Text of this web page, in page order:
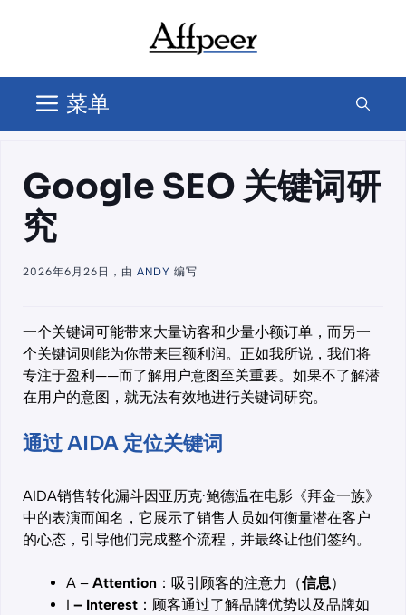
容
菜单
Google SEO 关键词研
究
2026年6月26日，由 ANDY 编写
一个关键词可能带来大量访客和少量小额订单，而另一
个关键词则能为你带来巨额利润。正如我所说，我们将
专注于盈利——而了解用户意图至关重要。如果不了解潜
在用户的意图，就无法有效地进行关键词研究。
通过 AIDA 定位关键词
AIDA销售转化漏斗因亚历克·鲍德温在电影《拜金一族》
中的表演而闻名，它展示了销售人员如何衡量潜在客户
的心态，引导他们完成整个流程，并最终让他们签约。
A – Attention ：吸引顾客的注意力（信息）
I – Interest ：顾客通过了解品牌优势以及品牌如